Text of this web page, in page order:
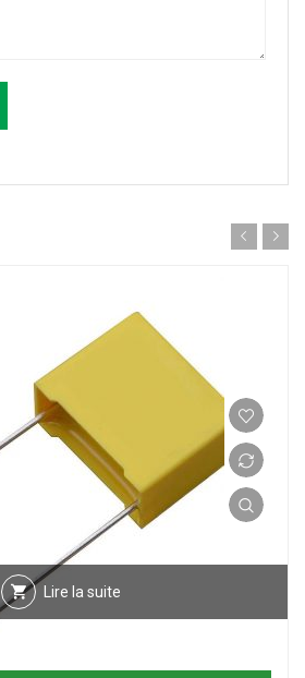
Lire la suite